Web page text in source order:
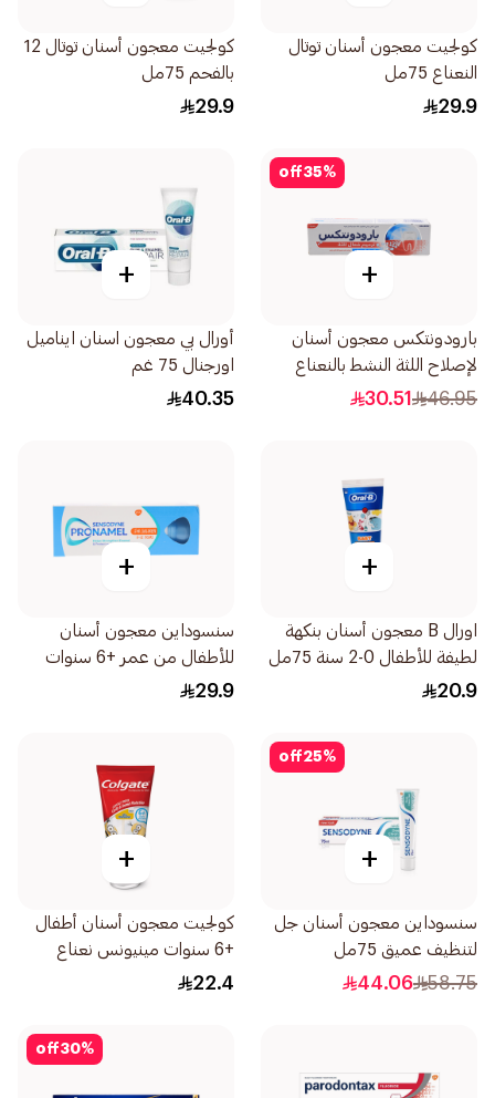
كولجيت معجون أسنان توتال
النعناع 75مل
29.9
كولجيت معجون أسنان توتال 12
بالفحم 75مل
29.9
35%
off
+
بارودونتكس معجون أسنان
لإصلاح اللثة النشط بالنعناع
75مل
46.95
30.51
+
أورال بي معجون اسنان ايناميل
اورجنال 75 غم
40.35
+
اورال B معجون أسنان بنكهة
لطيفة للأطفال 0-2 سنة 75مل
20.9
+
سنسوداين معجون أسنان
للأطفال من عمر +6 سنوات
بنكهة النعناع الخفيف 50مل
29.9
25%
off
+
سنسوداين معجون أسنان جل
لتنظيف عميق 75مل
58.75
44.06
+
كولجيت معجون أسنان أطفال
+6 سنوات مينيونس نعناع
خفيف 50مل
22.4
30%
off